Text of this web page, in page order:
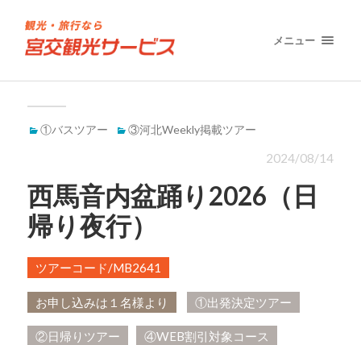
メニュー
①バスツアー ③河北Weekly掲載ツアー
2024/08/14
西馬音内盆踊り2026（日
帰り夜行）
ツアーコード/MB2641
お申し込みは１名様より ①出発決定ツアー
②日帰りツアー ④WEB割引対象コース